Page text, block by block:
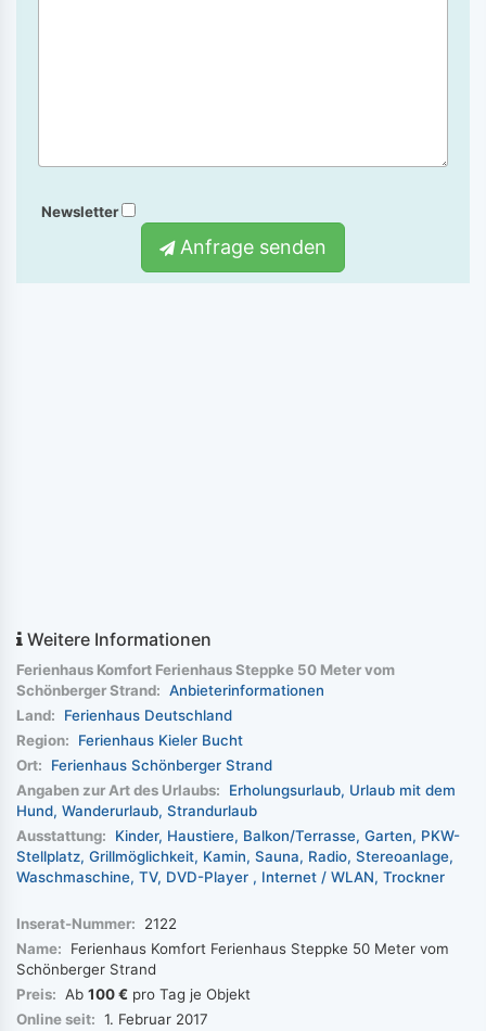
Newsletter
Anfrage senden
Weitere Informationen
Ferienhaus Komfort Ferienhaus Steppke 50 Meter vom
Schönberger Strand: Anbieterinformationen
Land:
Ferienhaus Deutschland
Region:
Ferienhaus Kieler Bucht
Ort:
Ferienhaus Schönberger Strand
Angaben zur Art des Urlaubs:
Erholungsurlaub Urlaub mit dem
Hund Wanderurlaub Strandurlaub
Ausstattung:
Kinder Haustiere Balkon/Terrasse Garten
PKW-
Stellplatz Grillmöglichkeit Kamin Sauna Radio Stereoanlage
Waschmaschine TV DVD-Player Internet / WLAN Trockner
Inserat-Nummer:
2122
Name:
Ferienhaus Komfort Ferienhaus Steppke 50 Meter vom
Schönberger Strand
Preis: Ab 100 € pro Tag je Objekt
Online seit: 1. Februar 2017